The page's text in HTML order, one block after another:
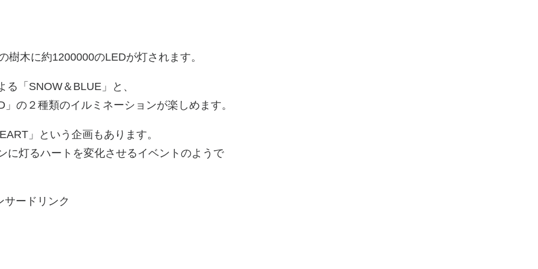
木に約1200000のLEDが灯されます。
「SNOW＆BLUE」と、
の２種類のイルミネーションが楽しめます。
」という企画もあります。
に灯るハートを変化させるイベントのようで
サードリンク